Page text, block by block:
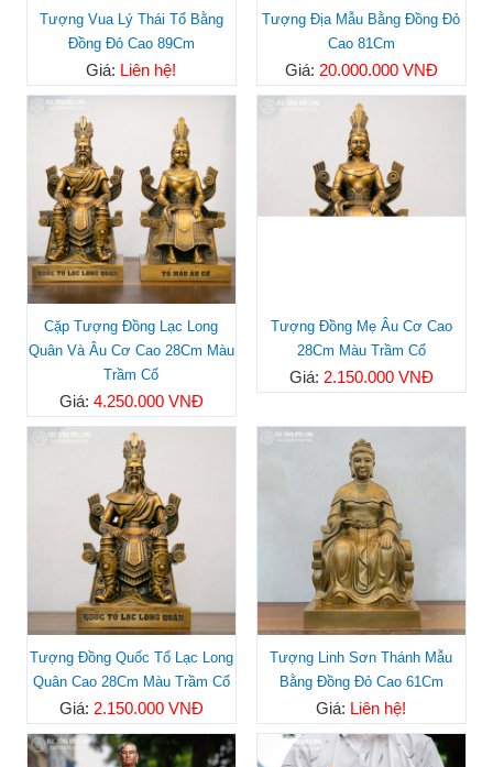
Tượng Vua Lý Thái Tổ Bằng
Đồng Đỏ Cao 89Cm
Giá: Liên hệ!
Tượng Địa Mẫu Bằng Đồng Đỏ
Cao 81Cm
Giá: 20.000.000 VNĐ
Cặp Tượng Đồng Lạc Long
Quân Và Âu Cơ Cao 28Cm Màu
Trầm Cổ
Giá: 4.250.000 VNĐ
Tượng Đồng Mẹ Âu Cơ Cao
28Cm Màu Trầm Cổ
Giá: 2.150.000 VNĐ
Tượng Đồng Quốc Tổ Lạc Long
Quân Cao 28Cm Màu Trầm Cổ
Giá: 2.150.000 VNĐ
Tượng Linh Sơn Thánh Mẫu
Bằng Đồng Đỏ Cao 61Cm
Giá: Liên hệ!